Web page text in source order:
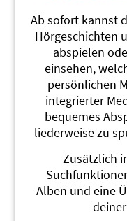
Bliip bliip
Andrew
#Ufo
Ufo und
#Hoffnung
Ufo-Flug
Roland
Ab sofort kannst
Hörgeschichten
abspielen
einsehen,
persönlichen
integrierter
bequemes
liederweise zu
Zusätzlich
Alben und eine